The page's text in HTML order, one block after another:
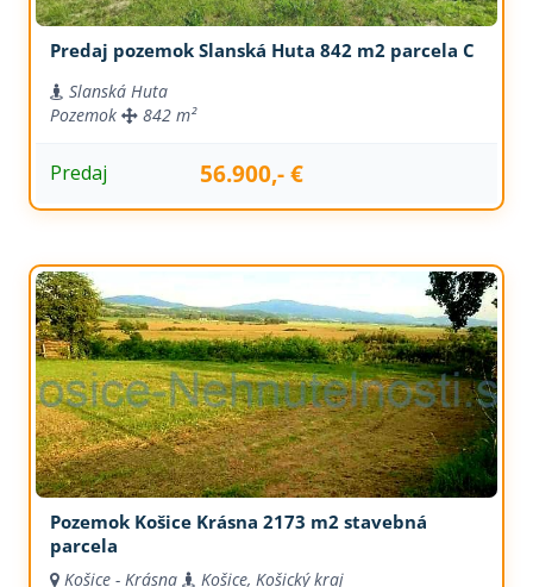
Predaj pozemok Slanská Huta 842 m2 parcela C
Slanská Huta
Pozemok
842 m²
Predaj 56.900,- €
Pozemok Košice Krásna 2173 m2 stavebná
parcela
Košice - Krásna Košice, Košický kraj